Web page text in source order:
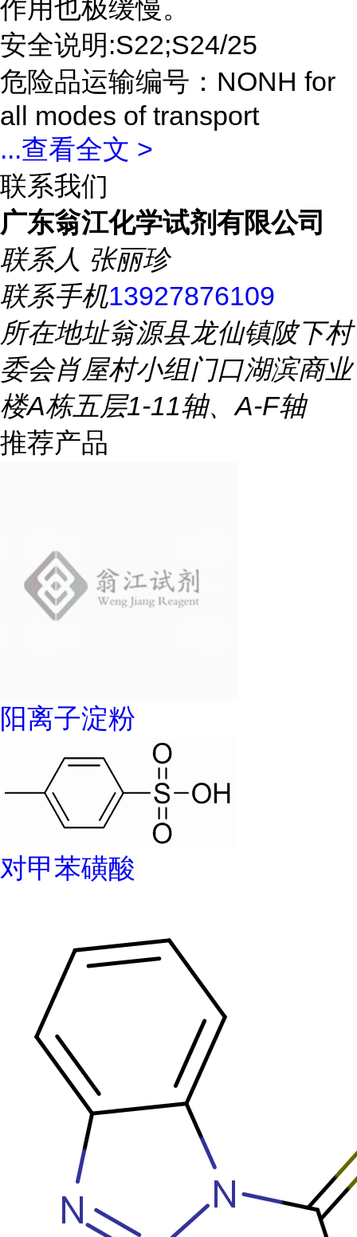
作用也极缓慢。
安全说明:S22;S24/25
危险品运输编号：NONH for
all modes of transport
...查看全文 >
联系我们
广东翁江化学试剂有限公司
联系人 张丽珍
联系手机13927876109
所在地址翁源县龙仙镇陂下村
委会肖屋村小组门口湖滨商业
楼A栋五层1-11轴、A-F轴
推荐产品
阳离子淀粉
对甲苯磺酸